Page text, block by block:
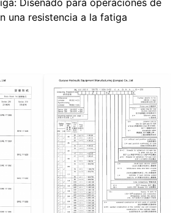
Diseñado para operaciones de
una resistencia a la fatiga